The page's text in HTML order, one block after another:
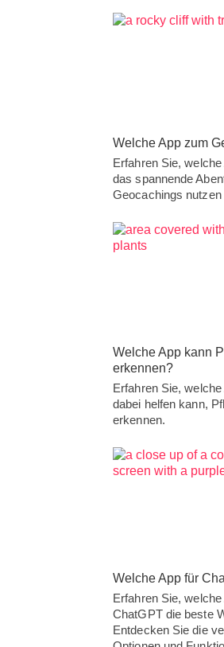
Welche App zum
Erfahren Sie,
das spannende
Geocachings nutzen
Welche App kann
erkennen?
Erfahren Sie,
dabei helfen kann,
erkennen.
Welche App für
Erfahren Sie,
ChatGPT die beste
Entdecken Sie die